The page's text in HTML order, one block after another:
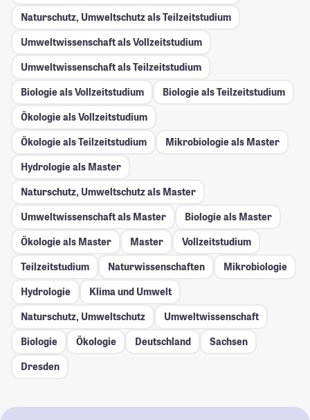
Naturschutz, Umweltschutz als Teilzeitstudium
Umweltwissenschaft als Vollzeitstudium
Umweltwissenschaft als Teilzeitstudium
Biologie als Vollzeitstudium
Biologie als Teilzeitstudium
Ökologie als Vollzeitstudium
Ökologie als Teilzeitstudium
Mikrobiologie als Master
Hydrologie als Master
Naturschutz, Umweltschutz als Master
Umweltwissenschaft als Master
Biologie als Master
Ökologie als Master
Master
Vollzeitstudium
Teilzeitstudium
Naturwissenschaften
Mikrobiologie
Hydrologie
Klima und Umwelt
Naturschutz, Umweltschutz
Umweltwissenschaft
Biologie
Ökologie Deutschland
Sachsen
Dresden